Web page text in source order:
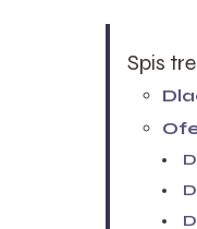
Spis